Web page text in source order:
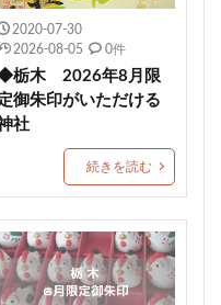
いり 元祇園梛神社
天満宮 屋島神社
多度大社 崇道天皇社
印
麻賀多神社
山神社
売神社
紀元節限定御朱印
節句限定御朱印
2020-07-30
2026-08-05
0件
栃木 2026年8月限
御朱印がいただける
社
続きを読む